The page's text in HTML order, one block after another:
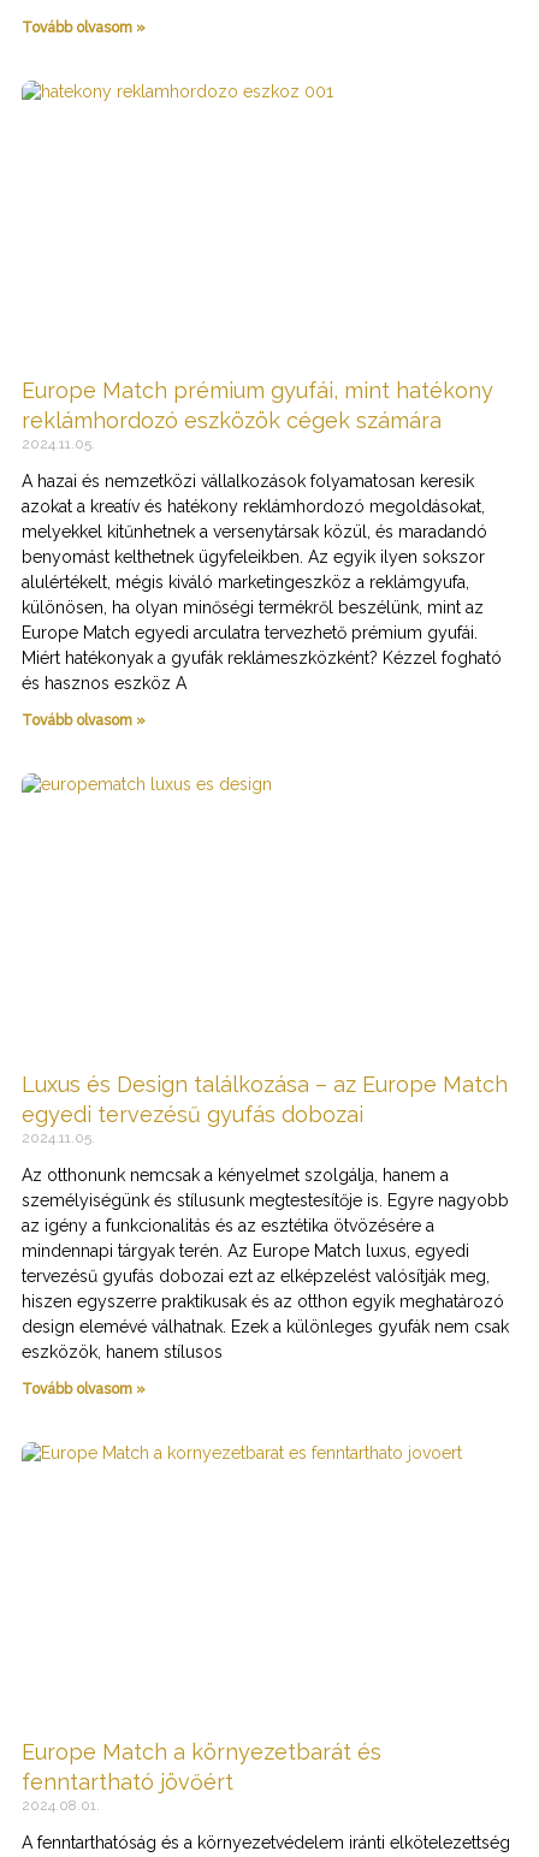
Tovább olvasom »
Europe Match prémium gyufái, mint hatékony
reklámhordozó eszközök cégek számára
2024.11.05.
A hazai és nemzetközi vállalkozások folyamatosan keresik
azokat a kreatív és hatékony reklámhordozó megoldásokat,
melyekkel kitűnhetnek a versenytársak közül, és maradandó
benyomást kelthetnek ügyfeleikben. Az egyik ilyen sokszor
alulértékelt, mégis kiváló marketingeszköz a reklámgyufa,
különösen, ha olyan minőségi termékről beszélünk, mint az
Europe Match egyedi arculatra tervezhető prémium gyufái.
Miért hatékonyak a gyufák reklámeszközként? Kézzel fogható
és hasznos eszköz A
Tovább olvasom »
Luxus és Design találkozása – az Europe Match
egyedi tervezésű gyufás dobozai
2024.11.05.
Az otthonunk nemcsak a kényelmet szolgálja, hanem a
személyiségünk és stílusunk megtestesítője is. Egyre nagyobb
az igény a funkcionalitás és az esztétika ötvözésére a
mindennapi tárgyak terén. Az Europe Match luxus, egyedi
tervezésű gyufás dobozai ezt az elképzelést valósítják meg,
hiszen egyszerre praktikusak és az otthon egyik meghatározó
design elemévé válhatnak. Ezek a különleges gyufák nem csak
eszközök, hanem stílusos
Tovább olvasom »
Europe Match a környezetbarát és
fenntartható jövőért
2024.08.01.
A fenntarthatóság és a környezetvédelem iránti elkötelezettség